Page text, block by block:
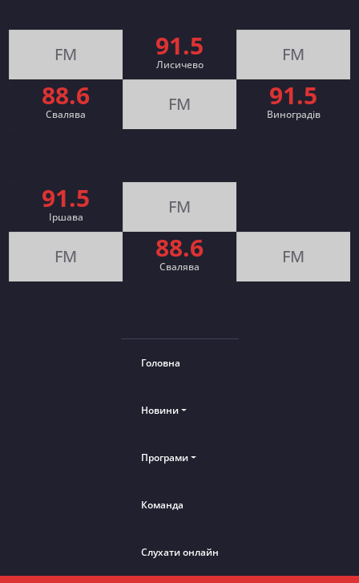
FM 91.5
Лисичево FM
88.6
Свалява FM 91.5
Виноградів
91.5
Іршава FM
FM 88.6
Cвалява FM
Головна
Новини
Програми
Команда
Слухати онлайн